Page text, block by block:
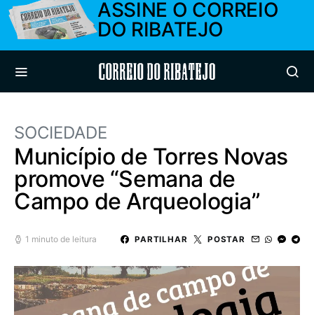
ASSINE O CORREIO
DO RIBATEJO
Correio do Ribatejo
SOCIEDADE
Município de Torres Novas
promove “Semana de
Campo de Arqueologia”
1 minuto de leitura PARTILHAR POSTAR